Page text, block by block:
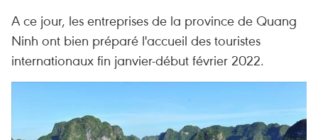
A ce jour, les entreprises de la province de Quang
Ninh ont bien préparé l'accueil des touristes
internationaux fin janvier-début février 2022.